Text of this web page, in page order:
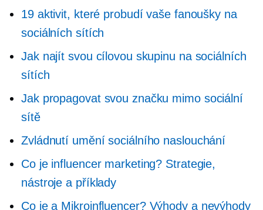
19 aktivit, které probudí vaše fanoušky na
sociálních sítích
Jak najít svou cílovou skupinu na sociálních
sítích
Jak propagovat svou značku mimo sociální
sítě
Zvládnutí umění sociálního naslouchání
Co je influencer marketing? Strategie,
nástroje a příklady
Co je a Mikroinfluencer?Výhody a nevýhody